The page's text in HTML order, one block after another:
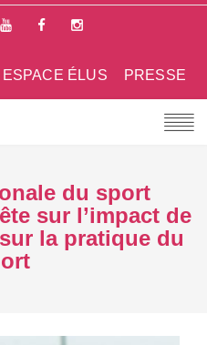
PRESSE
ESPACE ÉLUS
du sport
sur l’impact de
la pratique du